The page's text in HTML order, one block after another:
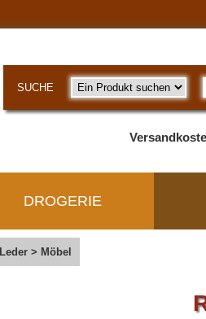
SUCHE
DROGERIE
Leder > Möbel